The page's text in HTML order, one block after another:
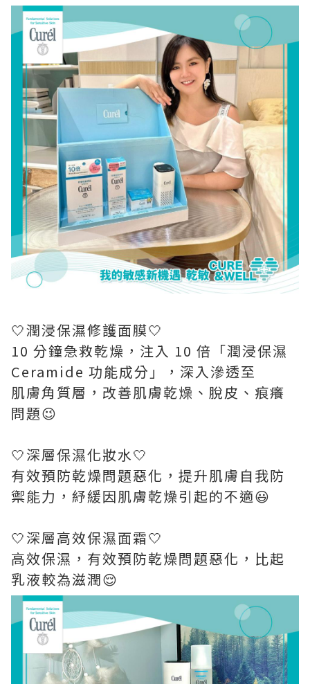
🤍潤浸保濕修護面膜🤍
10 分鐘急救乾燥，注入 10 倍「潤浸保濕
Ceramide 功能成分」，深入滲透至
肌膚角質層，改善肌膚乾燥、脫皮、痕癢
問題😉
🤍深層保濕化妝水🤍
有效預防乾燥問題惡化，提升肌膚自我防
禦能力，紓緩因肌膚乾燥引起的不適😃
🤍深層高效保濕面霜🤍
高效保濕，有效預防乾燥問題惡化，比起
乳液較為滋潤😌